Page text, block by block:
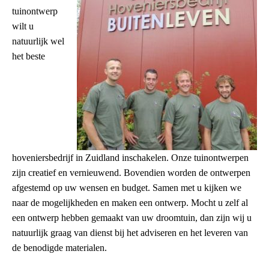
tuinontwerp
wilt u
natuurlijk wel
het beste
hoveniersbedrijf in Zuidland inschakelen. Onze tuinontwerpen
zijn creatief en vernieuwend. Bovendien worden de ontwerpen
afgestemd op uw wensen en budget. Samen met u kijken we
naar de mogelijkheden en maken een ontwerp. Mocht u zelf al
een ontwerp hebben gemaakt van uw droomtuin, dan zijn wij u
natuurlijk graag van dienst bij het adviseren en het leveren van
de benodigde materialen.